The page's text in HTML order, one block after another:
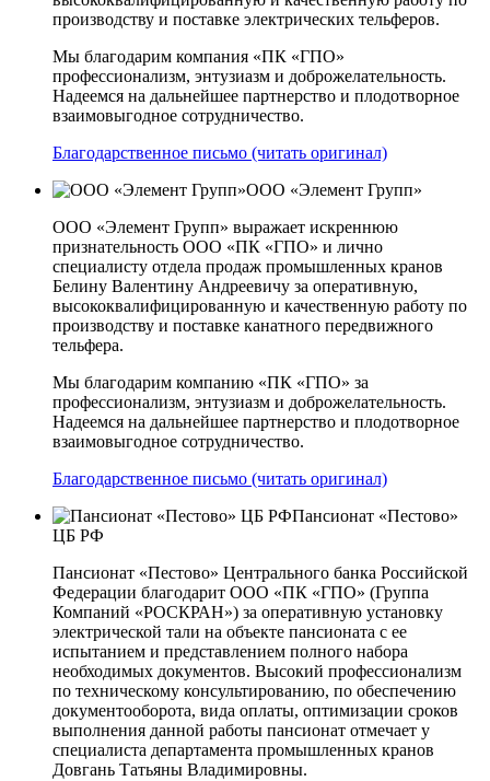
производству и поставке электрических тельферов.
Мы благодарим компания «ПК «ГПО»
профессионализм, энтузиазм и доброжелательность.
Надеемся на дальнейшее партнерство и плодотворное
взаимовыгодное сотрудничество.
Благодарственное письмо (читать оригинал)
ООО «Элемент Групп»
ООО «Элемент Групп» выражает искреннюю
признательность ООО «ПК «ГПО» и лично
специалисту отдела продаж промышленных кранов
Белину Валентину Андреевичу за оперативную,
высококвалифицированную и качественную работу по
производству и поставке канатного передвижного
тельфера.
Мы благодарим компанию «ПК «ГПО» за
профессионализм, энтузиазм и доброжелательность.
Надеемся на дальнейшее партнерство и плодотворное
взаимовыгодное сотрудничество.
Благодарственное письмо (читать оригинал)
Пансионат «Пестово»
ЦБ РФ
Пансионат «Пестово» Центрального банка Российской
Федерации благодарит ООО «ПК «ГПО» (Группа
Компаний «РОСКРАН») за оперативную установку
электрической тали на объекте пансионата с ее
испытанием и представлением полного набора
необходимых документов. Высокий профессионализм
по техническому консультированию, по обеспечению
документооборота, вида оплаты, оптимизации сроков
выполнения данной работы пансионат отмечает у
специалиста департамента промышленных кранов
Довгань Татьяны Владимировны.